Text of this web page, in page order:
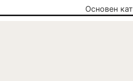
Основен кат